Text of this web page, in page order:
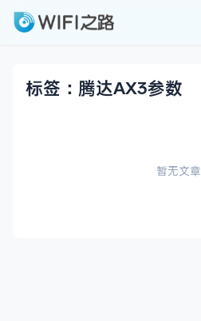
标签：腾达AX3参数
暂无文章